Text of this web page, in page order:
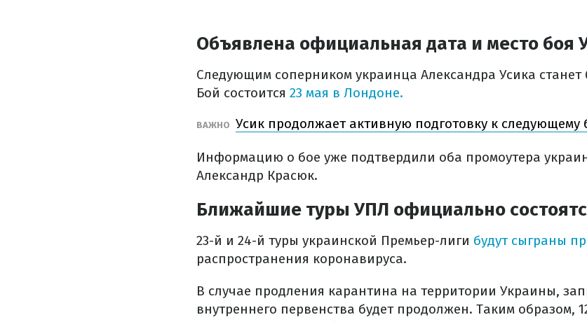
Объявлена официальная дата и место боя
Следующим соперником украинца Александра Усика станет
Бой состоится 23 мая в Лондоне.
ВАЖНО Усик продолжает активную подготовку к следующему
Информацию о бое уже подтвердили оба промоутера
Александр Красюк.
Ближайшие туры УПЛ официально
23-й и 24-й туры украинской Премьер-лиги будут сыграны
распространения коронавируса.
В случае продления карантина на территории Украины,
внутреннего первенства будет продолжен. Таким образом,